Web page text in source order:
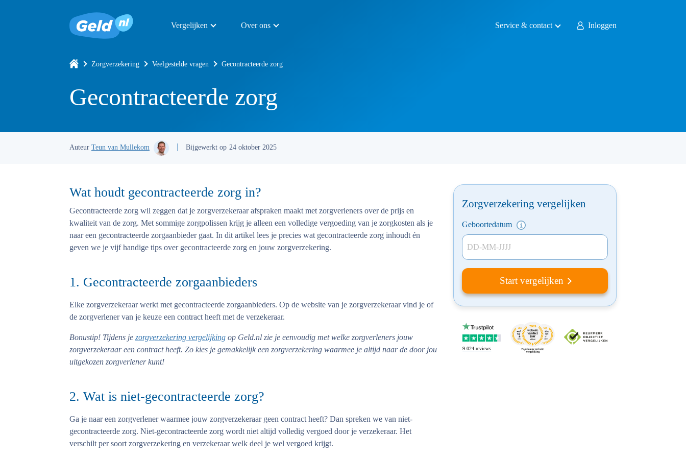
Vergelijken Over ons Service & contact Inloggen
Zorgverzekering Veelgestelde vragen Gecontracteerde zorg
Gecontracteerde zorg
Auteur Teun van Mullekom Bijgewerkt op 24 oktober 2025
Wat houdt gecontracteerde zorg in?
Gecontracteerde zorg wil zeggen dat je zorgverzekeraar afspraken maakt met zorgverleners over de prijs en
kwaliteit van de zorg. Met sommige zorgpolissen krijg je alleen een volledige vergoeding van je zorgkosten als je
naar een gecontracteerde zorgaanbieder gaat. In dit artikel lees je precies wat gecontracteerde zorg inhoudt én
geven we je vijf handige tips over gecontracteerde zorg en jouw zorgverzekering.
1. Gecontracteerde zorgaanbieders
Elke zorgverzekeraar werkt met gecontracteerde zorgaanbieders. Op de website van je zorgverzekeraar vind je of
de zorgverlener van je keuze een contract heeft met de verzekeraar.
Bonustip! Tijdens je zorgverzekering vergelijking op Geld.nl zie je eenvoudig met welke zorgverleners jouw
zorgverzekeraar een contract heeft. Zo kies je gemakkelijk een zorgverzekering waarmee je altijd naar de door jou
uitgekozen zorgverlener kunt!
2. Wat is niet-gecontracteerde zorg?
Ga je naar een zorgverlener waarmee jouw zorgverzekeraar geen contract heeft? Dan spreken we van niet-
gecontracteerde zorg. Niet-gecontracteerde zorg wordt niet altijd volledig vergoed door je verzekeraar. Het
verschilt per soort zorgverzekering en verzekeraar welk deel je wel vergoed krijgt.
Zorgverzekering vergelijken
Geboortedatum
DD-MM-JJJJ
Start vergelijken
9.024 reviews